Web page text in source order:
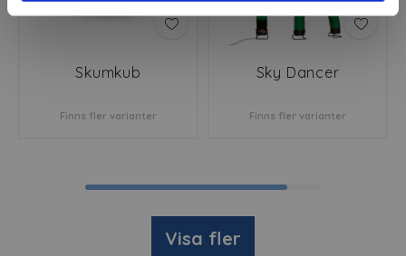
Skumkub
Finns fler varianter
Sky Dancer
Finns fler varianter
Visa fler